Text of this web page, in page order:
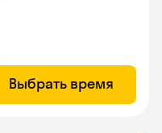
Выбрать время